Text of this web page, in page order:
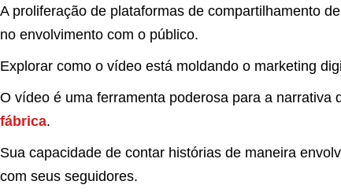
A proliferação de plataformas de compartilhamento
no envolvimento com o público.
Explorar como o vídeo está moldando o marketing
O vídeo é uma ferramenta poderosa para a
fábrica.
Sua capacidade de contar histórias de maneira
com seus seguidores.